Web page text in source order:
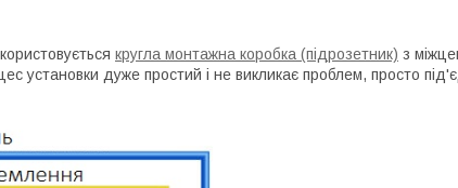
кругла монтажна коробка (підрозетник) з
установки дуже простий і не викликає проблем, просто